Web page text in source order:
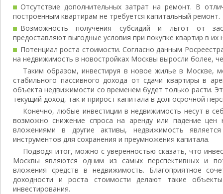
Отсутствие дополнительных затрат на ремонт. В
построенным квартирам не требуется капитальный ремонт.
Возможность получения субсидий и льгот от
предоставляют выгодные условия при покупке квартир в их
Потенциал роста стоимости. Согласно данным
на недвижимость в новостройках Москвы выросли более,
Таким образом, инвестируя в новое жилье в Москве,
стабильного пассивного дохода от сдачи квартиры в
объекта недвижимости со временем будет только расти.
текущий доход, так и прирост капитала в долгосрочной
Конечно, любые инвестиции в недвижимость несут в
возможно снижение спроса на аренду или падение
вложениями в другие активы, недвижимость
инструментов для сохранения и преумножения капитала.
Подводя итог, можно с уверенностью сказать, что
Москвы являются одним из самых перспективных и
вложения средств в недвижимость. Благоприятное
доходности и роста стоимости делают такие
инвестирования.